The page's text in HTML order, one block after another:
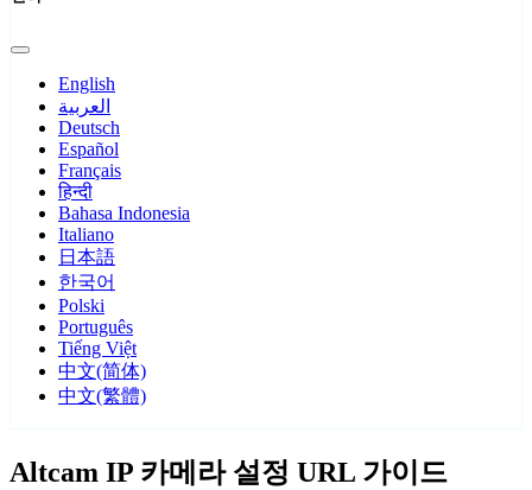
English
العربية
Deutsch
Español
Français
हिन्दी
Bahasa Indonesia
Italiano
日本語
한국어
Polski
Português
Tiếng Việt
中文(简体)
中文(繁體)
Altcam IP 카메라 설정 URL 가이드